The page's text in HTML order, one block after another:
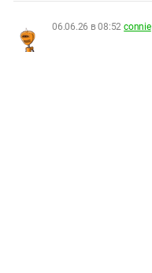
06.06.26 в 08:52 connie